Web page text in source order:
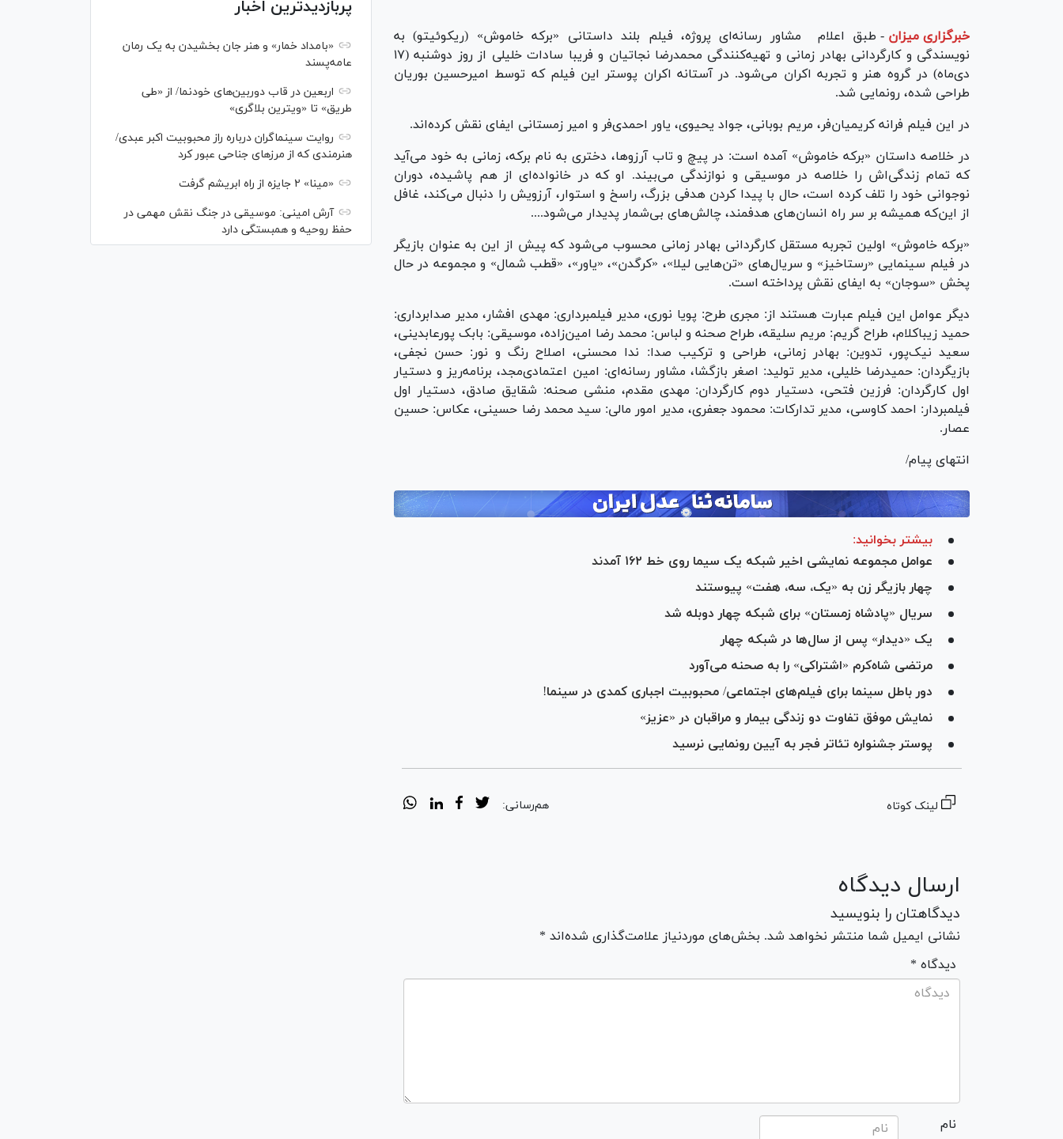
خبرگزاری میزان - طبق اعلام مشاور رسانه‌ای پروژه، فیلم بلند داستانی «برکه خاموش» (ریکوئیتو) به
نویسندگی و کارگردانی بهادر زمانی و تهیه‌کنندگی محمدرضا نجاتیان و فریبا سادات خلیلی از روز دوشنبه (۱۷
دی‌ماه) در گروه هنر و تجربه اکران می‌شود. در آستانه اکران پوستر این فیلم که توسط امیرحسین بوریان
طراحی شده، رونمایی شد.
در این فیلم فرانه کریمیان‌فر، مریم بوبانی، جواد یحیوی، یاور احمدی‌فر و امیر زمستانی ایفای نقش کرده‌اند.
در خلاصه داستان «برکه خاموش» آمده است: در پیچ و تاب آرزوها، دختری به نام برکه، زمانی به خود می‌آید
که تمام زندگی‌اش را خلاصه در موسیقی و نوازندگی می‌بیند. او که در خانواده‌ای از هم پاشیده، دوران
نوجوانی خود را تلف کرده است، حال با پیدا کردن هدفی بزرگ، راسخ و استوار، آرزویش را دنبال می‌کند، غافل
از این‌که همیشه بر سر راه انسان‌های هدفمند، چالش‌های بی‌شمار پدیدار می‌شود....
«برکه خاموش» اولین تجربه مستقل کارگردانی بهادر زمانی محسوب می‌شود که پیش از این به عنوان بازیگر
در فیلم سینمایی «رستاخیز» و سریال‌های «تن‌هایی لیلا»، «کرگدن»، «یاور»، «قطب شمال» و مجموعه در حال
پخش «سوجان» به ایفای نقش پرداخته است.
دیگر عوامل این فیلم عبارت هستند از: مجری طرح: پویا نوری، مدیر فیلمبرداری: مهدی افشار، مدیر صدابرداری:
حمید زیباکلام، طراح گریم: مریم سلیقه، طراح صحنه و لباس: محمد رضا امین‌زاده، موسیقی: بابک پورعابدینی،
سعید نیک‌پور، تدوین: بهادر زمانی، طراحی و ترکیب صدا: ندا محسنی، اصلاح رنگ و نور: حسن نجفی،
بازیگردان: حمیدرضا خلیلی، مدیر تولید: اصغر بازگشا، مشاور رسانه‌ای: امین اعتمادی‌مجد، برنامه‌ریز و دستیار
اول کارگردان: فرزین فتحی، دستیار دوم کارگردان: مهدی مقدم، منشی صحنه: شقایق صادق، دستیار اول
فیلمبردار: احمد کاوسی، مدیر تدارکات: محمود جعفری، مدیر امور مالی: سید محمد رضا حسینی، عکاس: حسین
عصار.
انتهای پیام/
بیشتر بخوانید:
عوامل مجموعه نمایشی اخیر شبکه یک سیما روی خط ۱۶۲ آمدند
چهار بازیگر زن به «یک، سه، هفت» پیوستند
سریال «پادشاه زمستان» برای شبکه چهار دوبله شد
یک «دیدار» پس از سال‌ها در شبکه چهار
مرتضی شاه‌کرم «اشتراکی» را به صحنه می‌آورد
دور باطل سینما برای فیلم‌های اجتماعی/ محبوبیت اجباری کمدی در سینما!
نمایش موفق تفاوت دو زندگی بیمار و مراقبان در «عزیز»
پوستر جشنواره تئاتر فجر به آیین رونمایی نرسید
لینک کوتاه هم‌رسانی:
ارسال دیدگاه
دیدگاهتان را بنویسید
نشانی ایمیل شما منتشر نخواهد شد. بخش‌های موردنیاز علامت‌گذاری شده‌اند *
* دیدگاه
نام
پربازدیدترین اخبار
«بامداد خمار» و هنر جان بخشیدن به یک رمان
عامه‌پسند
اربعین در قاب دوربین‌های خودنما/ از «طی
طریق» تا «ویترین بلاگری»
روایت سینماگران درباره راز محبوبیت اکبر عبدی/
هنرمندی که از مرزهای جناحی عبور کرد
«مینا» ۲ جایزه از راه ابریشم گرفت
آرش امینی: موسیقی در جنگ نقش مهمی در
حفظ روحیه و همبستگی دارد